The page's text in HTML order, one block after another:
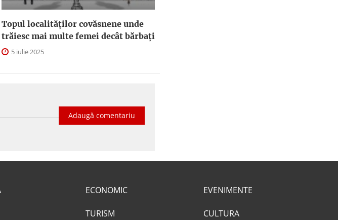
Topul localităților covăsnene unde
trăiesc mai multe femei decât bărbați
5 iulie 2025
Adaugă comentariu
ECONOMIC
TURISM
EVENIMENTE
CULTURA